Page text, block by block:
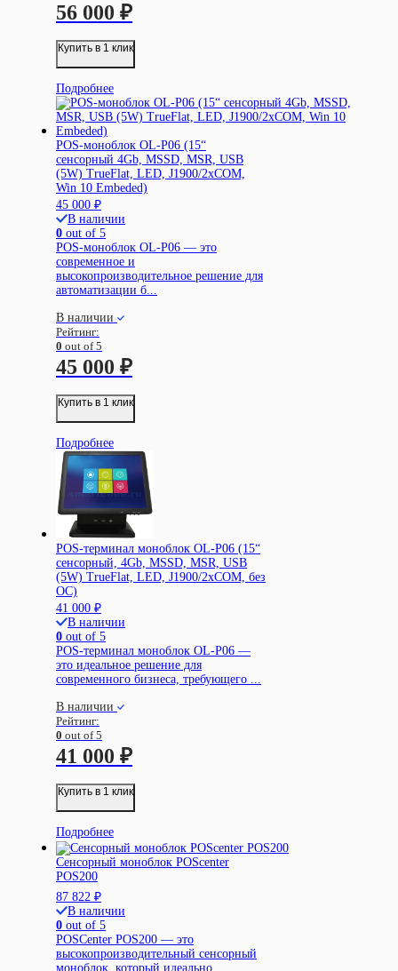
56 000 ₽
Купить в 1 клик
Подробнее
POS-моноблок OL-P06 (15“
сенсорный 4Gb, MSSD, MSR, USB
(5W) TrueFlat, LED, J1900/2xCOM,
Win 10 Embeded)
45 000 ₽
В наличии
0 out of 5
POS-моноблок OL-P06 — это
современное и
высокопроизводительное решение для
автоматизации б...
В наличии
Рейтинг:
0 out of 5
45 000 ₽
Купить в 1 клик
Подробнее
POS-терминал моноблок OL-P06 (15“
сенсорный, 4Gb, MSSD, MSR, USB
(5W) TrueFlat, LED, J1900/2xCOM, без
ОС)
41 000 ₽
В наличии
0 out of 5
POS-терминал моноблок OL-P06 —
это идеальное решение для
современного бизнеса, требующего ...
В наличии
Рейтинг:
0 out of 5
41 000 ₽
Купить в 1 клик
Подробнее
Сенсорный моноблок POScenter
POS200
87 822 ₽
В наличии
0 out of 5
POSCenter POS200 — это
высокопроизводительный сенсорный
моноблок, который идеально